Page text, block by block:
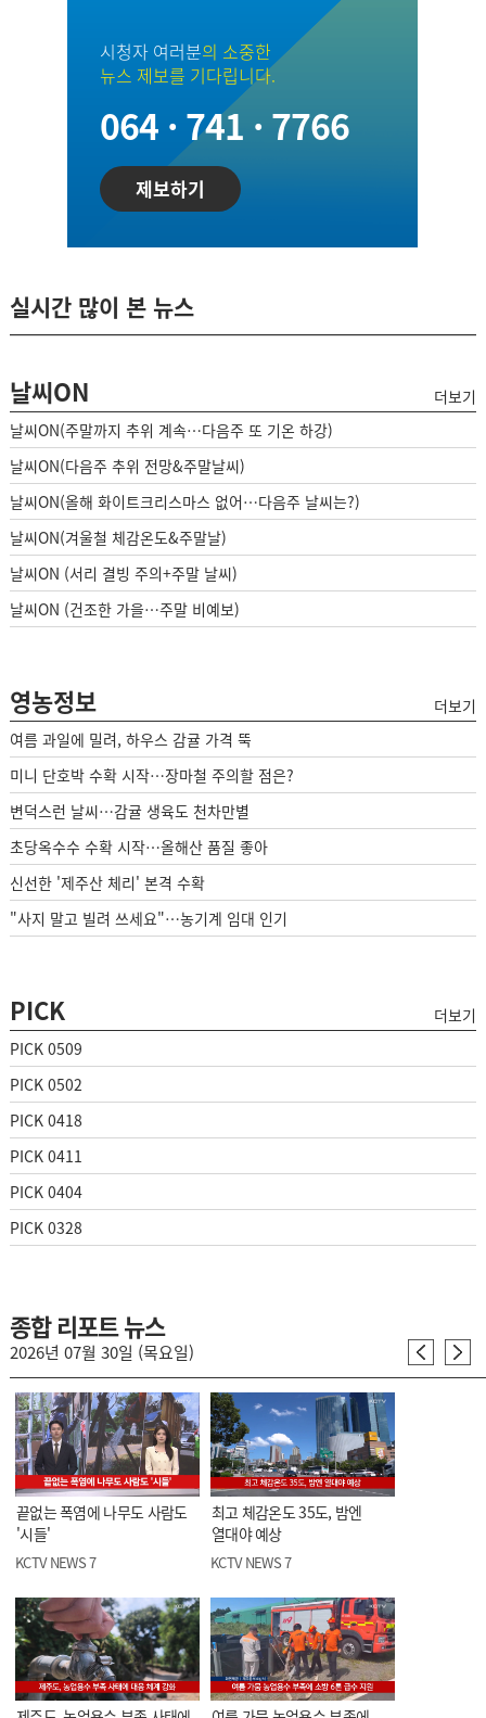
시청자 여러분의 소중한
뉴스 제보를 기다립니다.
064 · 741 · 7766
제보하기
실시간 많이 본 뉴스
날씨ON
더보기
날씨ON(주말까지 추위 계속…다음주 또 기온 하강)
날씨ON(다음주 추위 전망&주말날씨)
날씨ON(올해 화이트크리스마스 없어…다음주 날씨는?)
날씨ON(겨울철 체감온도&주말날)
날씨ON (서리 결빙 주의+주말 날씨)
날씨ON (건조한 가을…주말 비예보)
영농정보
더보기
여름 과일에 밀려, 하우스 감귤 가격 뚝
미니 단호박 수확 시작…장마철 주의할 점은?
변덕스런 날씨…감귤 생육도 천차만별
초당옥수수 수확 시작…올해산 품질 좋아
신선한 '제주산 체리' 본격 수확
"사지 말고 빌려 쓰세요"…농기계 임대 인기
PICK
더보기
PICK 0509
PICK 0502
PICK 0418
PICK 0411
PICK 0404
PICK 0328
종합 리포트 뉴스
2026년 07월 30일 (목요일)
끝없는 폭염에 나무도 사람도
'시들'
KCTV NEWS 7
최고 체감온도 35도, 밤엔
열대야 예상
KCTV NEWS 7